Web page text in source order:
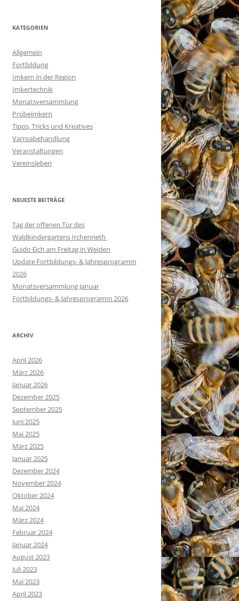
KATEGORIEN
Allgemein
Fortbildung
Imkern in der Region
Imkertechnik
Monatsversammlung
Probeimkern
Tipps, Tricks und Kreatives
Varroabehandlung
Veranstaltungen
Vereinsleben
NEUESTE BEITRÄGE
Tag der offenen Tür des
Waldkindergartens Irchenrieth
Guido Eich am Freitag in Weiden
Update Fortbildungs- & Jahresprogramm
2026
Monatsversammlung Januar
Fortbildungs- & Jahresprogramm 2026
ARCHIV
April 2026
März 2026
Januar 2026
Dezember 2025
September 2025
Juni 2025
Mai 2025
März 2025
Januar 2025
Dezember 2024
November 2024
Oktober 2024
Mai 2024
März 2024
Februar 2024
Januar 2024
August 2023
Juli 2023
Mai 2023
April 2023